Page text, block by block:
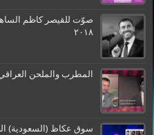
صوّت للقيصر كاظم
٢٠١٨
المطرب والملحن
سوق عكاظ (السعودية)